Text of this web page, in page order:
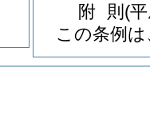
附 則 (
この条例